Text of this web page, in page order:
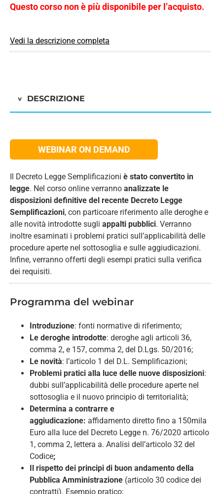
Questo corso non è più disponibile per l’acquisto.
Vedi la descrizione completa
DESCRIZIONE
WEBINAR ON DEMAND
Il Decreto Legge Semplificazioni è stato convertito in
legge. Nel corso online verranno analizzate le
disposizioni definitive del recente Decreto Legge
Semplificazioni, con particoare riferimento alle deroghe e
alle novità introdotte sugli appalti pubblici. Verranno
inoltre esaminati i problemi pratici sull’applicabilità delle
procedure aperte nel sottosoglia e sulle aggiudicazioni.
Infine, verranno offerti degli esempi pratici sulla verifica
dei requisiti.
Programma del webinar
Introduzione: fonti normative di riferimento;
Le deroghe introdotte: deroghe agli articoli 36,
comma 2, e 157, comma 2, del D.Lgs. 50/2016;
Le novità: l’articolo 1 del D.L. Semplificazioni;
Problemi pratici alla luce delle nuove disposizioni:
dubbi sull’applicabilità delle procedure aperte nel
sottosoglia e il nuovo principio di territorialità;
Determina a contrarre e
aggiudicazione: affidamento diretto fino a 150mila
Euro alla luce del Decreto Legge n. 76/2020 articolo
1, comma 2, lettera a. Analisi dell’articolo 32 del
Codice;
Il rispetto dei principi di buon andamento della
Pubblica Amministrazione (articolo 30 codice dei
contratti). Esempio pratico;